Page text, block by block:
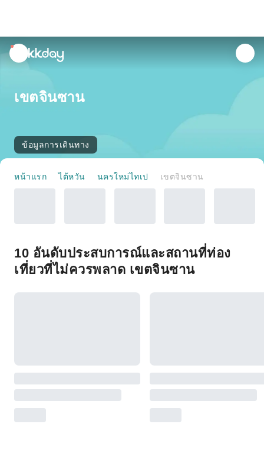
unread
notifications
เขตจินซาน
ข้อมูลการเดินทาง
หน้าแรก ไต้หวัน นครใหม่ไทเป เขตจินซาน
10 อันดับประสบการณ์และสถานที่ท่อง
เที่ยวที่ไม่ควรพลาด เขตจินซาน